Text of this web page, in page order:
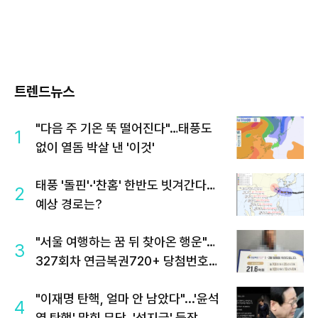
트렌드뉴스
1
"다음 주 기온 뚝 떨어진다"…태풍도
없이 열돔 박살 낸 '이것'
2
태풍 '돌핀'·'찬홈' 한반도 빗겨간다…
예상 경로는?
3
"서울 여행하는 꿈 뒤 찾아온 행운"…
327회차 연금복권720+ 당첨번호조
4
"이재명 탄핵, 얼마 안 남았다"...'윤석